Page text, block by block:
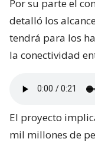
Por su parte el
detalló los
tendrá para los
la conectividad
El proyecto
mil millones de